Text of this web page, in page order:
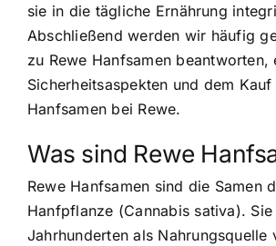
sie in die tägliche Ernährung
Abschließend werden wir häufig
zu Rewe Hanfsamen beantworten,
Sicherheitsaspekten und dem
Hanfsamen bei Rewe.
Was sind Rewe
Rewe Hanfsamen sind die Samen
Hanfpflanze (Cannabis sativa).
Jahrhunderten als Nahrungsquelle